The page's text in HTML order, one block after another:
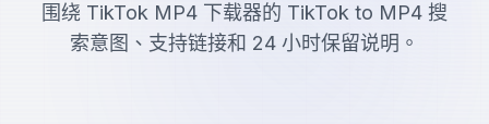
围绕 TikTok MP4 下载器的 TikTok to MP4 搜
索意图、支持链接和 24 小时保留说明。